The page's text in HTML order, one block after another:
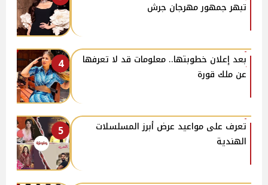
تبهر جمهور مهرجان جرش
4
بعد إعلان خطوبتها.. معلومات قد لا تعرفها
عن ملك قورة
5
تعرف على مواعيد عرض أبرز المسلسلات
الهندية